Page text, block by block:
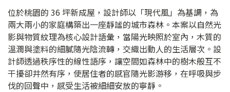
位於桃園的 36 坪新成屋，設計師以「現代風」為基調，為
兩大兩小的家庭構築出一座靜謐的城市森林。本案以自然光
影與物質紋理為核心設計語彙，當陽光映照於室內，木質的
溫潤與塗料的細膩隨光陰流轉，交織出動人的生活層次。設
計師透過秩序性的線性語序，讓空間如森林中的樹木般互不
干擾卻井然有序，使居住者的感官隨光影游移，在呼吸與步
伐的回聲中，感受生活被細細安放的寧靜。